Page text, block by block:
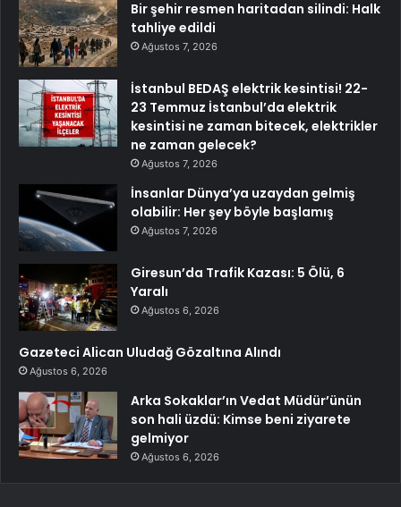
Bir şehir resmen haritadan silindi: Halk
tahliye edildi
Ağustos 7, 2026
İstanbul BEDAŞ elektrik kesintisi! 22-
23 Temmuz İstanbul’da elektrik
kesintisi ne zaman bitecek, elektrikler
ne zaman gelecek?
Ağustos 7, 2026
İnsanlar Dünya’ya uzaydan gelmiş
olabilir: Her şey böyle başlamış
Ağustos 7, 2026
Giresun’da Trafik Kazası: 5 Ölü, 6
Yaralı
Ağustos 6, 2026
Gazeteci Alican Uludağ Gözaltına Alındı
Ağustos 6, 2026
Arka Sokaklar’ın Vedat Müdür’ünün
son hali üzdü: Kimse beni ziyarete
gelmiyor
Ağustos 6, 2026